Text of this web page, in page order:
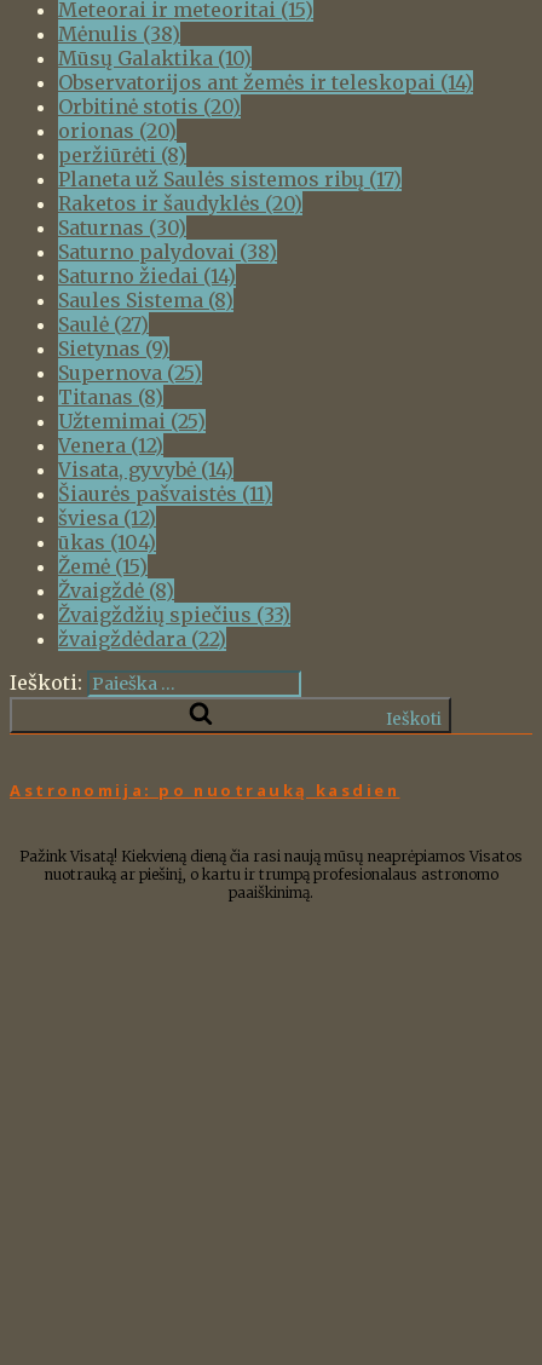
Meteorai ir meteoritai (15)
Mėnulis (38)
Mūsų Galaktika (10)
Observatorijos ant žemės ir teleskopai (14)
Orbitinė stotis (20)
orionas (20)
peržiūrėti (8)
Planeta už Saulės sistemos ribų (17)
Raketos ir šaudyklės (20)
Saturnas (30)
Saturno palydovai (38)
Saturno žiedai (14)
Saules Sistema (8)
Saulė (27)
Sietynas (9)
Supernova (25)
Titanas (8)
Užtemimai (25)
Venera (12)
Visata, gyvybė (14)
Šiaurės pašvaistės (11)
šviesa (12)
ūkas (104)
Žemė (15)
Žvaigždė (8)
Žvaigždžių spiečius (33)
žvaigždėdara (22)
Ieškoti:
Ieškoti
Astronomija: po nuotrauką kasdien
Pažink Visatą! Kiekvieną dieną čia rasi naują mūsų neaprėpiamos Visatos
nuotrauką ar piešinį, o kartu ir trumpą profesionalaus astronomo
paaiškinimą.